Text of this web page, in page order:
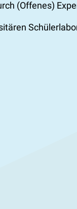
(Offenes)